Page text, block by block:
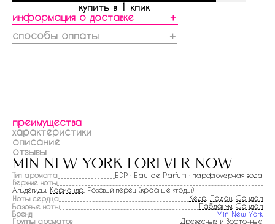
купить в 1 клик
информация о доставке
＋
способы оплаты
＋
преимущества
характеристики
описание
отзывы
min new york forever now
Тип аромата
EDP · Eau de Parfum · парфюмерная вода
Верхние ноты
Альдегиды, Кориандр , Розовый перец (красные ягоды)
Ноты сердца
Кедр Ладан Сандал
Базовые ноты
Лабданум Сандал
Бренд
Min New York
Группы ароматов
Древесные и Восточные